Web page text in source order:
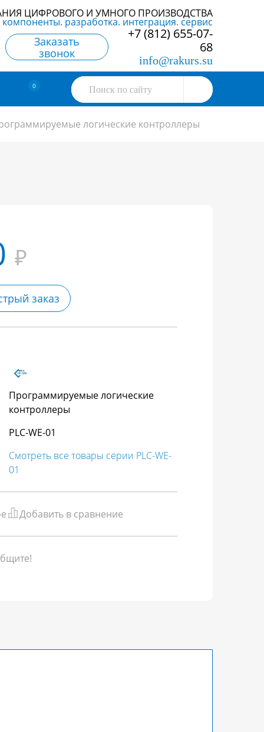
ЦИФРОВОГО И УМНОГО ПРОИЗВОДСТВА
компоненты. разработка. интеграция. сервис
Заказать
звонок
+7 (812) 655-07-
68
info@rakurs.su
0
логические контроллеры
₽
заказ
Программируемые логические
контроллеры
PLC-WE-01
Смотреть все товары серии PLC-WE-
01
Добавить в сравнение